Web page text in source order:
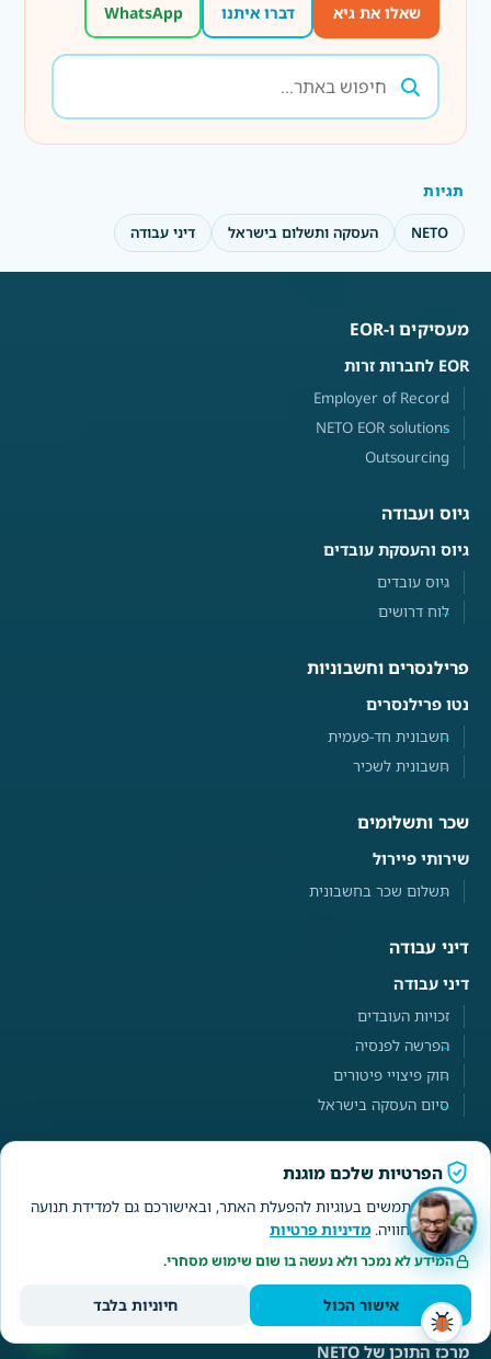
שאלו את גיא דברו איתנו WhatsApp
תגיות
NETO העסקה ותשלום בישראל דיני עבודה
מעסיקים ו-EOR
EOR לחברות זרות
Employer of Record
NETO EOR solutions
Outsourcing
גיוס ועבודה
גיוס והעסקת עובדים
גיוס עובדים
לוח דרושים
פרילנסרים וחשבוניות
נטו פרילנסרים
חשבונית חד-פעמית
חשבונית לשכיר
שכר ותשלומים
שירותי פיירול
תשלום שכר בחשבונית
דיני עבודה
דיני עבודה
זכויות העובדים
הפרשה לפנסיה
חוק פיצויי פיטורים
סיום העסקה בישראל
מידע
שאלות ותשובות
סרטוני הדרכה · מרכז עזרה
הבלוג
מרכזי תוכן · לפי נושא
מרכז התוכן של NETO
הפרטיות שלכם מוגנת
אנחנו משתמשים בעוגיות להפעלת האתר, ובאישורכם גם למדידת תנועה
ולשיפור החוויה. מדיניות פרטיות
המידע לא נמכר ולא נעשה בו שום שימוש מסחרי.
אישור הכול חיוניות בלבד